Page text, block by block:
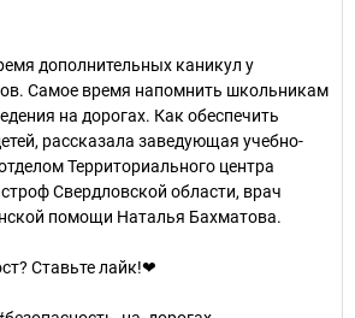
дополнительных каникул у
Самое время напомнить школьникам
на дорогах. Как обеспечить
рассказала заведующая учебно-
Территориального центра
Свердловской области, врач
помощи Наталья Бахматова.
Ставьте лайк!❤